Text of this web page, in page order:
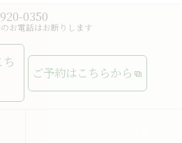
0350
お電話はお断りします
ご予約はこちらから